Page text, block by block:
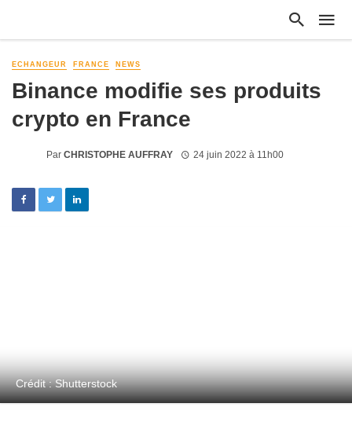
ECHANGEUR FRANCE NEWS
Binance modifie ses produits
crypto en France
Par CHRISTOPHE AUFFRAY 24 juin 2022 à 11h00
Crédit : Shutterstock